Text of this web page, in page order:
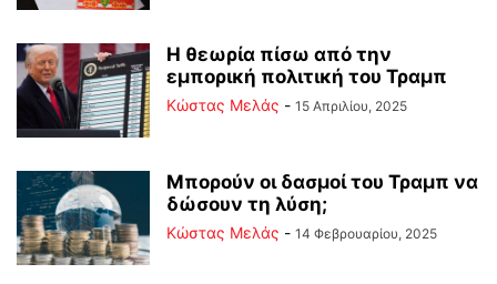
Η θεωρία πίσω από την
εμπορική πολιτική του Τραμπ
Κώστας Μελάς - 15 Απριλίου, 2025
Μπορούν οι δασμοί του Τραμπ να
δώσουν τη λύση;
Κώστας Μελάς - 14 Φεβρουαρίου, 2025